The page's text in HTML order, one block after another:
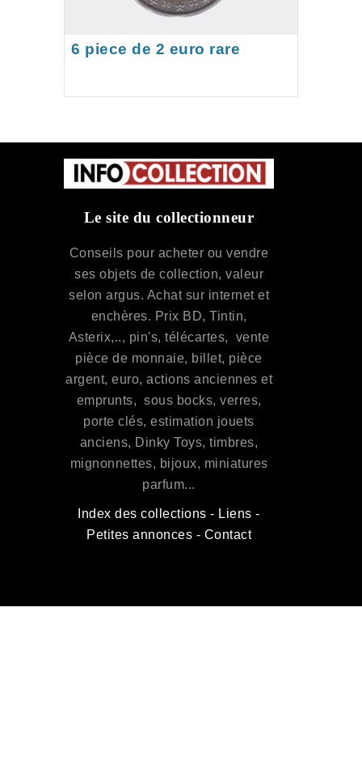
6 piece de 2 euro rare
Le site du collectionneur
Conseils pour acheter ou vendre
ses objets de collection, valeur
selon argus. Achat sur internet et
enchères. Prix BD, Tintin,
Asterix,.., pin's, télécartes, vente
pièce de monnaie, billet, pièce
argent, euro, actions anciennes et
emprunts, sous bocks, verres,
porte clés, estimation jouets
anciens, Dinky Toys, timbres,
mignonnettes, bijoux, miniatures
parfum...
Index des collections - Liens -
Petites annonces - Contact